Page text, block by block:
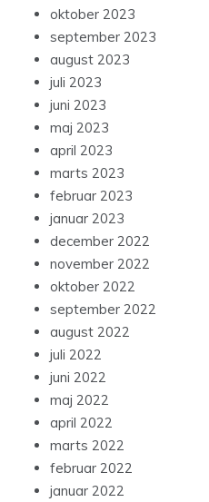
oktober 2023
september 2023
august 2023
juli 2023
juni 2023
maj 2023
april 2023
marts 2023
februar 2023
januar 2023
december 2022
november 2022
oktober 2022
september 2022
august 2022
juli 2022
juni 2022
maj 2022
april 2022
marts 2022
februar 2022
januar 2022